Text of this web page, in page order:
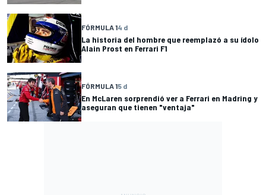
FÓRMULA 14 d
La historia del hombre que reemplazó a su ídolo
Alain Prost en Ferrari F1
FÓRMULA 15 d
En McLaren sorprendió ver a Ferrari en Madring y
aseguran que tienen "ventaja"